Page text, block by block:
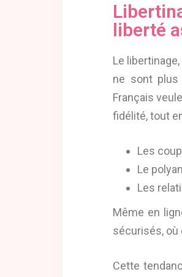
liberté
Le
ne sont plus
Français
fidélité, tout
Les
Le
Les
Même en
sécurisés, où
Cette